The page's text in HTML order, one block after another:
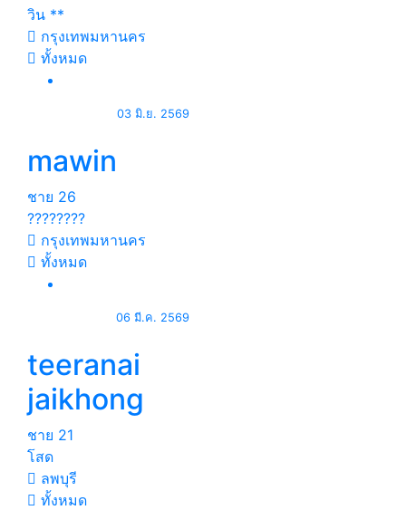
วิน **
กรุงเทพมหานคร
ทั้งหมด
03 มิ.ย. 2569
mawin
ชาย 26
????????
กรุงเทพมหานคร
ทั้งหมด
06 มี.ค. 2569
teeranai
jaikhong
ชาย 21
โสด
ลพบุรี
ทั้งหมด